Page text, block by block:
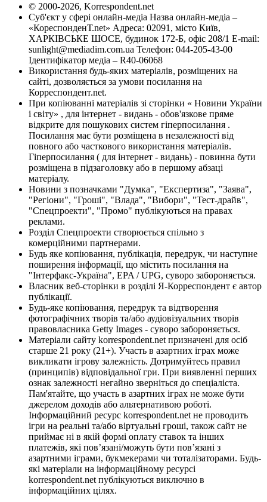
© 2000-2026, Korrespondent.net
Суб'єкт у сфері онлайн-медіа Назва онлайн-медіа –
«КореспонденТ.net» Адреса: 02091, місто Київ,
ХАРКІВСЬКЕ ШОСЕ, будинок 172-Б, офіс 208/1 E-mail:
sunlight@mediadim.com.ua Телефон: 044-205-43-00
Ідентифікатор медіа – R40-06068
Використання будь-яких матеріалів, розміщених на
сайті, дозволяється за умови посилання на
Корреспондент.net.
При копіюванні матеріалів зі сторінки « Новини України
і світу» , для інтернет - видань - обов'язкове пряме
відкрите для пошукових систем гіперпосилання .
Посилання має бути розміщена в незалежності від
повного або часткового використання матеріалів.
Гіперпосилання ( для інтернет - видань) - повинна бути
розміщена в підзаголовку або в першому абзаці
матеріалу.
Новини з позначками "Думка", "Експертиза", "Заява",
"Регіони", "Гроші", "Влада", "Вибори", "Тест-драйв",
"Спецпроекти", "Промо" публікуються на правах
реклами.
Розділ Спецпроекти створюється спільно з
комерційними партнерами.
Будь яке копіювання, публікація, передрук, чи наступне
поширення інформації, що містить посилання на
"Інтерфакс-Україна", EPA / UPG, суворо забороняється.
Власник веб-сторінки в розділі Я-Корреспондент є автор
публікації.
Будь-яке копіювання, передрук та відтворення
фотографічних творів та/або аудіовізуальних творів
правовласника Getty Images - суворо забороняється.
Матеріали сайту korrespondent.net призначені для осіб
старше 21 року (21+). Участь в азартних іграх може
викликати ігрову залежність. Дотримуйтесь правил
(принципів) відповідальної гри. При виявленні перших
ознак залежності негайно зверніться до спеціаліста.
Пам'ятайте, що участь в азартних іграх не може бути
джерелом доходів або альтернативою роботі.
Інформаційний ресурс korrespondent.net не проводить
ігри на реальні та/або віртуальні гроші, також сайт не
приймає ні в якій формі оплату ставок та інших
платежів, які пов’язані/можуть бути пов’язані з
азартними іграми, букмекерами чи тоталізаторами. Будь-
які матеріали на інформаційному ресурсі
korrespondent.net публікуються виключно в
інформаційних цілях.